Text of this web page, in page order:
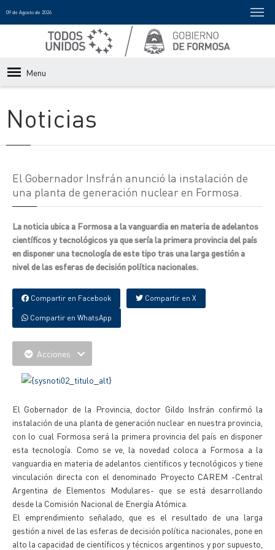
09 de Agosto de 2026
Menu
Noticias
El Gobernador Insfrán anunció la instalación de
una planta de generación nuclear en Formosa.
La noticia ubica a Formosa a la vanguardia en materia de adelantos
científicos y tecnológicos ya que sería la primera provincia del país
en disponer una tecnología de este tipo tras una larga gestión a
nivel de las esferas de decisión política nacionales.
Compartir en Facebook Compartir en X
Compartir en WhatsApp
Acciones
El Gobernador de la Provincia, doctor Gildo Insfrán confirmó la
instalación de una planta de generación nuclear en nuestra provincia,
con lo cual Formosa será la primera provincia del país en disponer
esta tecnología. Como se ve, la novedad coloca a Formosa a la
vanguardia en materia de adelantos científicos y tecnológicos y tiene
vinculación directa con el denominado Proyecto CAREM -Central
Argentina de Elementos Modulares- que se está desarrollando
desde la Comisión Nacional de Energía Atómica.
El emprendimiento señalado, que es el resultado de una larga
gestión a nivel de las esferas de decisión política nacionales, pone en
alto la capacidad de científicos y técnicos argentinos y por supuesto,